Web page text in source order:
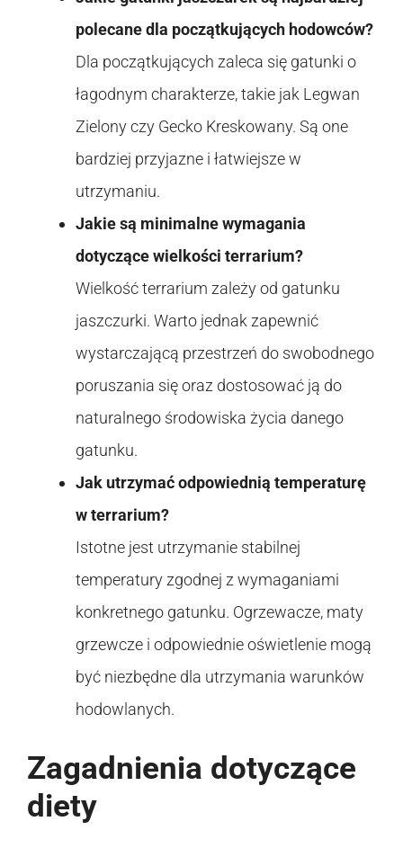
polecane dla początkujących hodowców?
Dla początkujących zaleca się gatunki o
łagodnym charakterze, takie jak Legwan
Zielony czy Gecko Kreskowany. Są one
bardziej przyjazne i łatwiejsze w
utrzymaniu.
Jakie są minimalne wymagania
dotyczące wielkości terrarium?
Wielkość terrarium zależy od gatunku
jaszczurki. Warto jednak zapewnić
wystarczającą przestrzeń do swobodnego
poruszania się oraz dostosować ją do
naturalnego środowiska życia danego
gatunku.
Jak utrzymać odpowiednią temperaturę
w terrarium?
Istotne jest utrzymanie stabilnej
temperatury zgodnej z wymaganiami
konkretnego gatunku. Ogrzewacze, maty
grzewcze i odpowiednie oświetlenie mogą
być niezbędne dla utrzymania warunków
hodowlanych.
Zagadnienia dotyczące
diety